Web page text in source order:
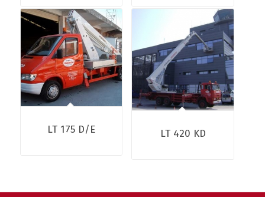
LT 175 D/E LT 420 KD